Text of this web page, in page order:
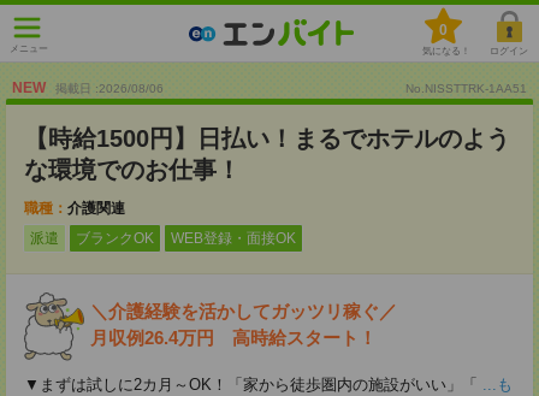
メニュー
0
気になる！ ログイン
NEW 掲載日 :2026/08/06 No.NISSTTRK-1AA51
【時給1500円】日払い！まるでホテルのよう
な環境でのお仕事！
職種： 介護関連
派遣
ブランクOK WEB登録・面接OK
＼介護経験を活かしてガッツリ稼ぐ／
月収例26.4万円 高時給スタート！
▼まずは試しに2カ月～OK！「家から徒歩圏内の施設がいい」「 ...も